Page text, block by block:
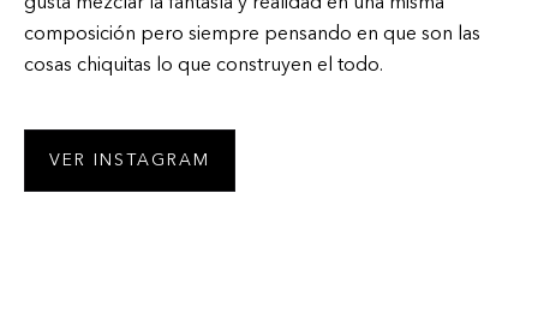
gusta mezclar la fantasía y realidad en una misma
composición pero siempre pensando en que son las
cosas chiquitas lo que construyen el todo.
VER INSTAGRAM